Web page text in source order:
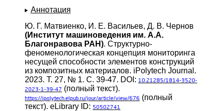
Аннотация
Ю. Г. Матвиенко, И. Е. Васильев, Д. В. Чернов
(Институт машиноведения им. А.А.
Благонравова РАН). Структурно-
феноменологическая концепция мониторинга
несущей способности элементов конструкций
из композитных материалов. iPolytech Journal.
2023. Т. 27, № 1. С. 39-47. DOI: 10.21285/1814-3520-
2023-1-39-47 (полный текст).
https://ipolytech.elpub.ru/jour/article/view/676 (полный
текст). eLibrary ID: 50502741